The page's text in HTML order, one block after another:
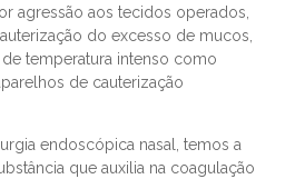
agressão aos tecidos operados,
do excesso de mucos,
temperatura intenso como
de cauterização
endoscópica nasal, temos a
que auxilia na coagulação